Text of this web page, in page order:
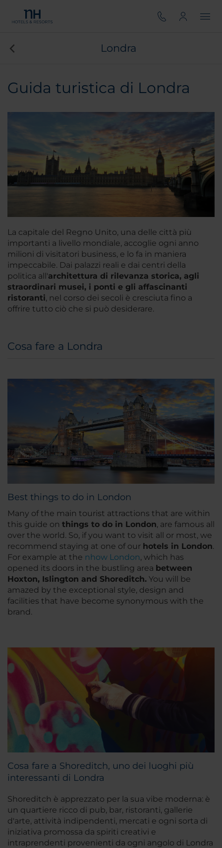
Londra
Guida turistica di Londra
La capitale del Regno Unito, una delle città più
importanti a livello mondiale, accoglie ogni anno
milioni di visitatori business, e lo fa in maniera
impeccabile. Dai palazzi reali e dai centri della
politica all'architettura di rilevanza storica, agli
straordinari musei, i ponti e gli affascinanti
ristoranti, nel corso dei secoli è cresciuta fino a
offrire tutto ciò che si può desiderare.
Cosa fare a Londra
Best things to do in London
Many of the main tourist attractions that are within
this guide on things to do in London, are famous all
over the world. So, if you want to visit all or most, we
recommend staying at one of our hotels in London.
For example at the nhow London, which has
opened its doors in the bustling area between
Hoxton, Islington and Shoreditch. You will be
amazed by the exceptional style, design and
facilities that have become synonymous with the
brand.
Cosa fare a Shoreditch, uno dei luoghi più
interessanti di Londra
Shoreditch è apprezzato per la sua vibe moderna: è
un quartiere ricco di pub, bar, ristoranti, gallerie
d'arte, attività indipendenti, mercati e ogni sorta di
iniziativa promossa da spiriti creativi e
intraprendenti provenienti da ogni angolo di Londra